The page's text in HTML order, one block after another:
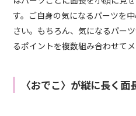
す。ご自身の気になるパーツを
さい。もちろん、気になるパー
るポイントを複数組み合わせて
〈おでこ〉が縦に長く